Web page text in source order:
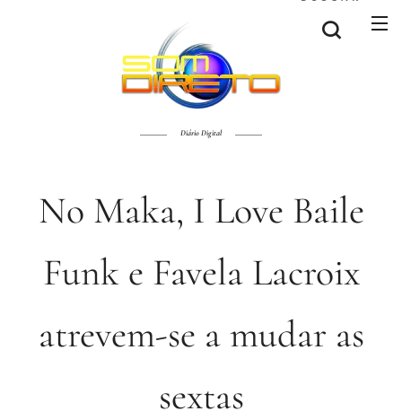
Diário Digital
No Maka, I Love Baile
Funk e Favela Lacroix
atrevem-se a mudar as
sextas